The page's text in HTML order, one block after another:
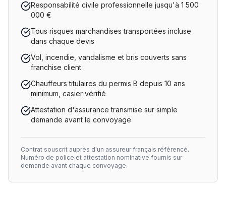
Responsabilité civile professionnelle jusqu'à 1 500
000 €
Tous risques marchandises transportées incluse
dans chaque devis
Vol, incendie, vandalisme et bris couverts sans
franchise client
Chauffeurs titulaires du permis B depuis 10 ans
minimum, casier vérifié
Attestation d'assurance transmise sur simple
demande avant le convoyage
Contrat souscrit auprès d'un assureur français référencé.
Numéro de police et attestation nominative fournis sur
demande avant chaque convoyage.